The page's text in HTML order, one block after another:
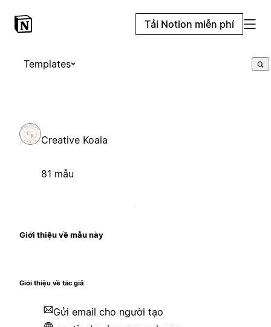
Tải Notion miễn phí
Templates
Creative Koala
81 mẫu
Giới thiệu về mẫu này
Giới thiệu về tác giả
Gửi email cho người tạo